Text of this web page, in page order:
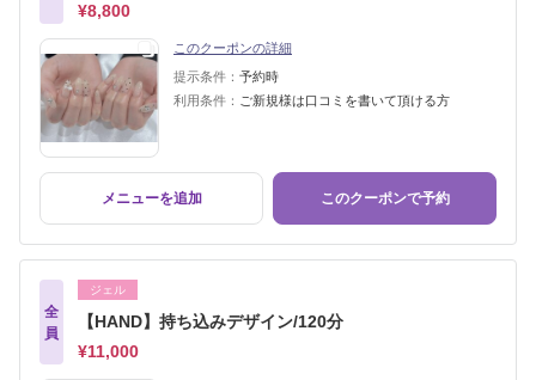
¥8,800
このクーポンの詳細
提示条件： 予約時
利用条件： ご新規様は口コミを書いて頂ける方
メニューを追加 このクーポンで予約
全
員
ジェル
【HAND】持ち込みデザイン/120分
¥11,000